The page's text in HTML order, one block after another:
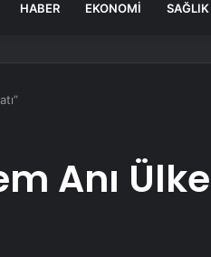
HABER EKONOMI SAĞLIK
Anı Ülke